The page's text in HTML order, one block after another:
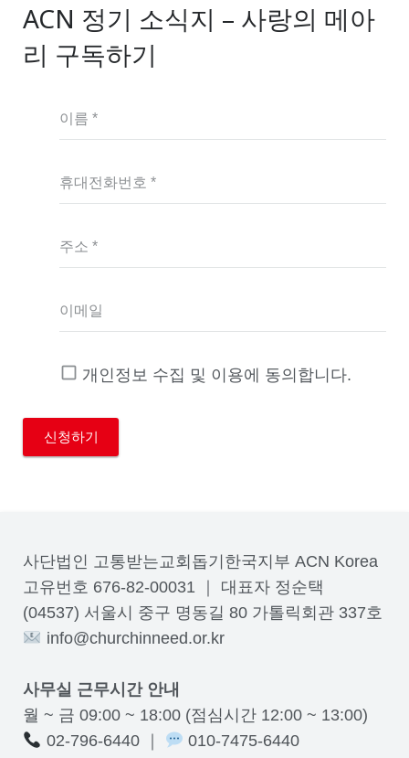
ACN 정기 소식지 – 사랑의 메아
리 구독하기
이름 *
휴대전화번호 *
주소 *
이메일
개인정보 수집 및 이용에 동의합니다.
사단법인 고통받는교회돕기한국지부 ACN Korea
고유번호 676-82-00031 ｜ 대표자 정순택
(04537) 서울시 중구 명동길 80 가톨릭회관 337호
info@churchinneed.or.kr
사무실 근무시간 안내
월 ~ 금 09:00 ~ 18:00 (점심시간 12:00 ~ 13:00)
02-796-6440 ｜
010-7475-6440